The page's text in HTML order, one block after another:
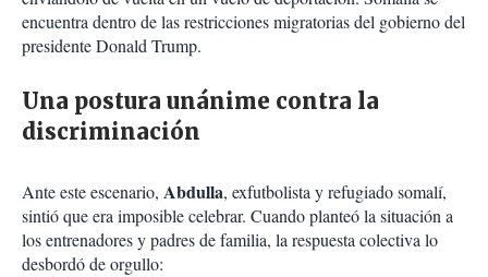
encuentra dentro de las restricciones migratorias del gobierno del
presidente Donald Trump.
Una postura unánime contra la
discriminación
Ante este escenario, Abdulla, exfutbolista y refugiado somalí,
sintió que era imposible celebrar. Cuando planteó la situación a
los entrenadores y padres de familia, la respuesta colectiva lo
desbordó de orgullo: